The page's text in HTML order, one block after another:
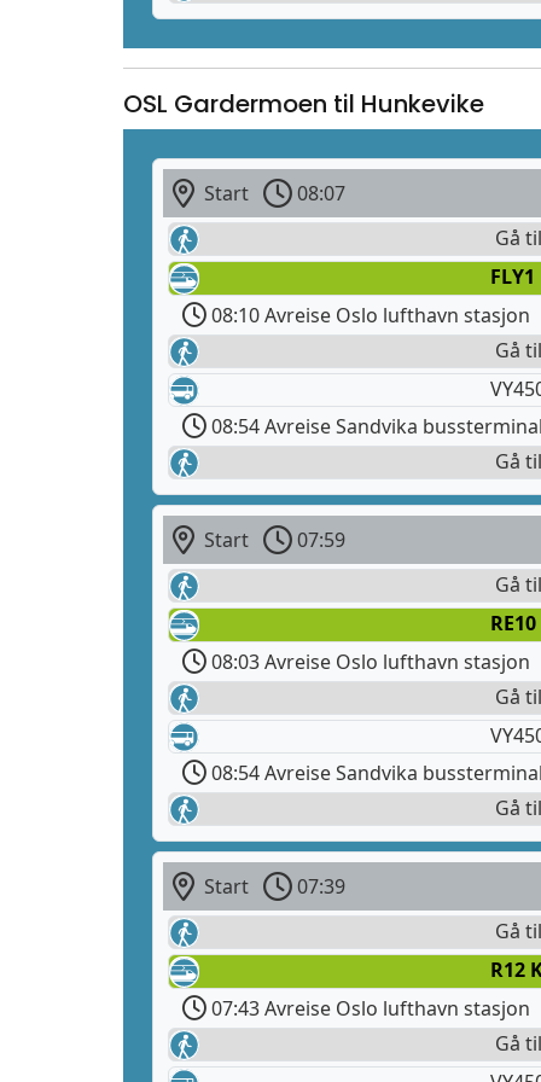
OSL Gardermoen til Hunkevike
Start
08:07
Gå
08:10 Avreise Oslo lufthavn stasjon
Gå
08:54 Avreise Sandvika
Gå
Start
07:59
Gå
08:03 Avreise Oslo lufthavn stasjon
Gå
08:54 Avreise Sandvika
Gå
Start
07:39
Gå
R12
07:43 Avreise Oslo lufthavn stasjon
Gå